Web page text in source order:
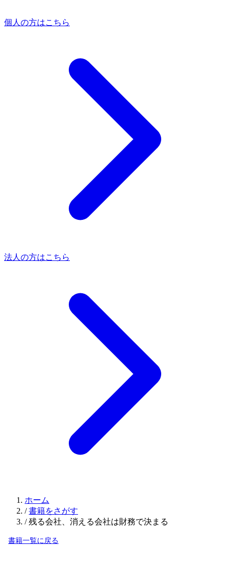
個人の方はこちら
法人の方はこちら
ホーム
/ 書籍をさがす
/ 残る会社、消える会社は財務で決まる
書籍一覧に戻る